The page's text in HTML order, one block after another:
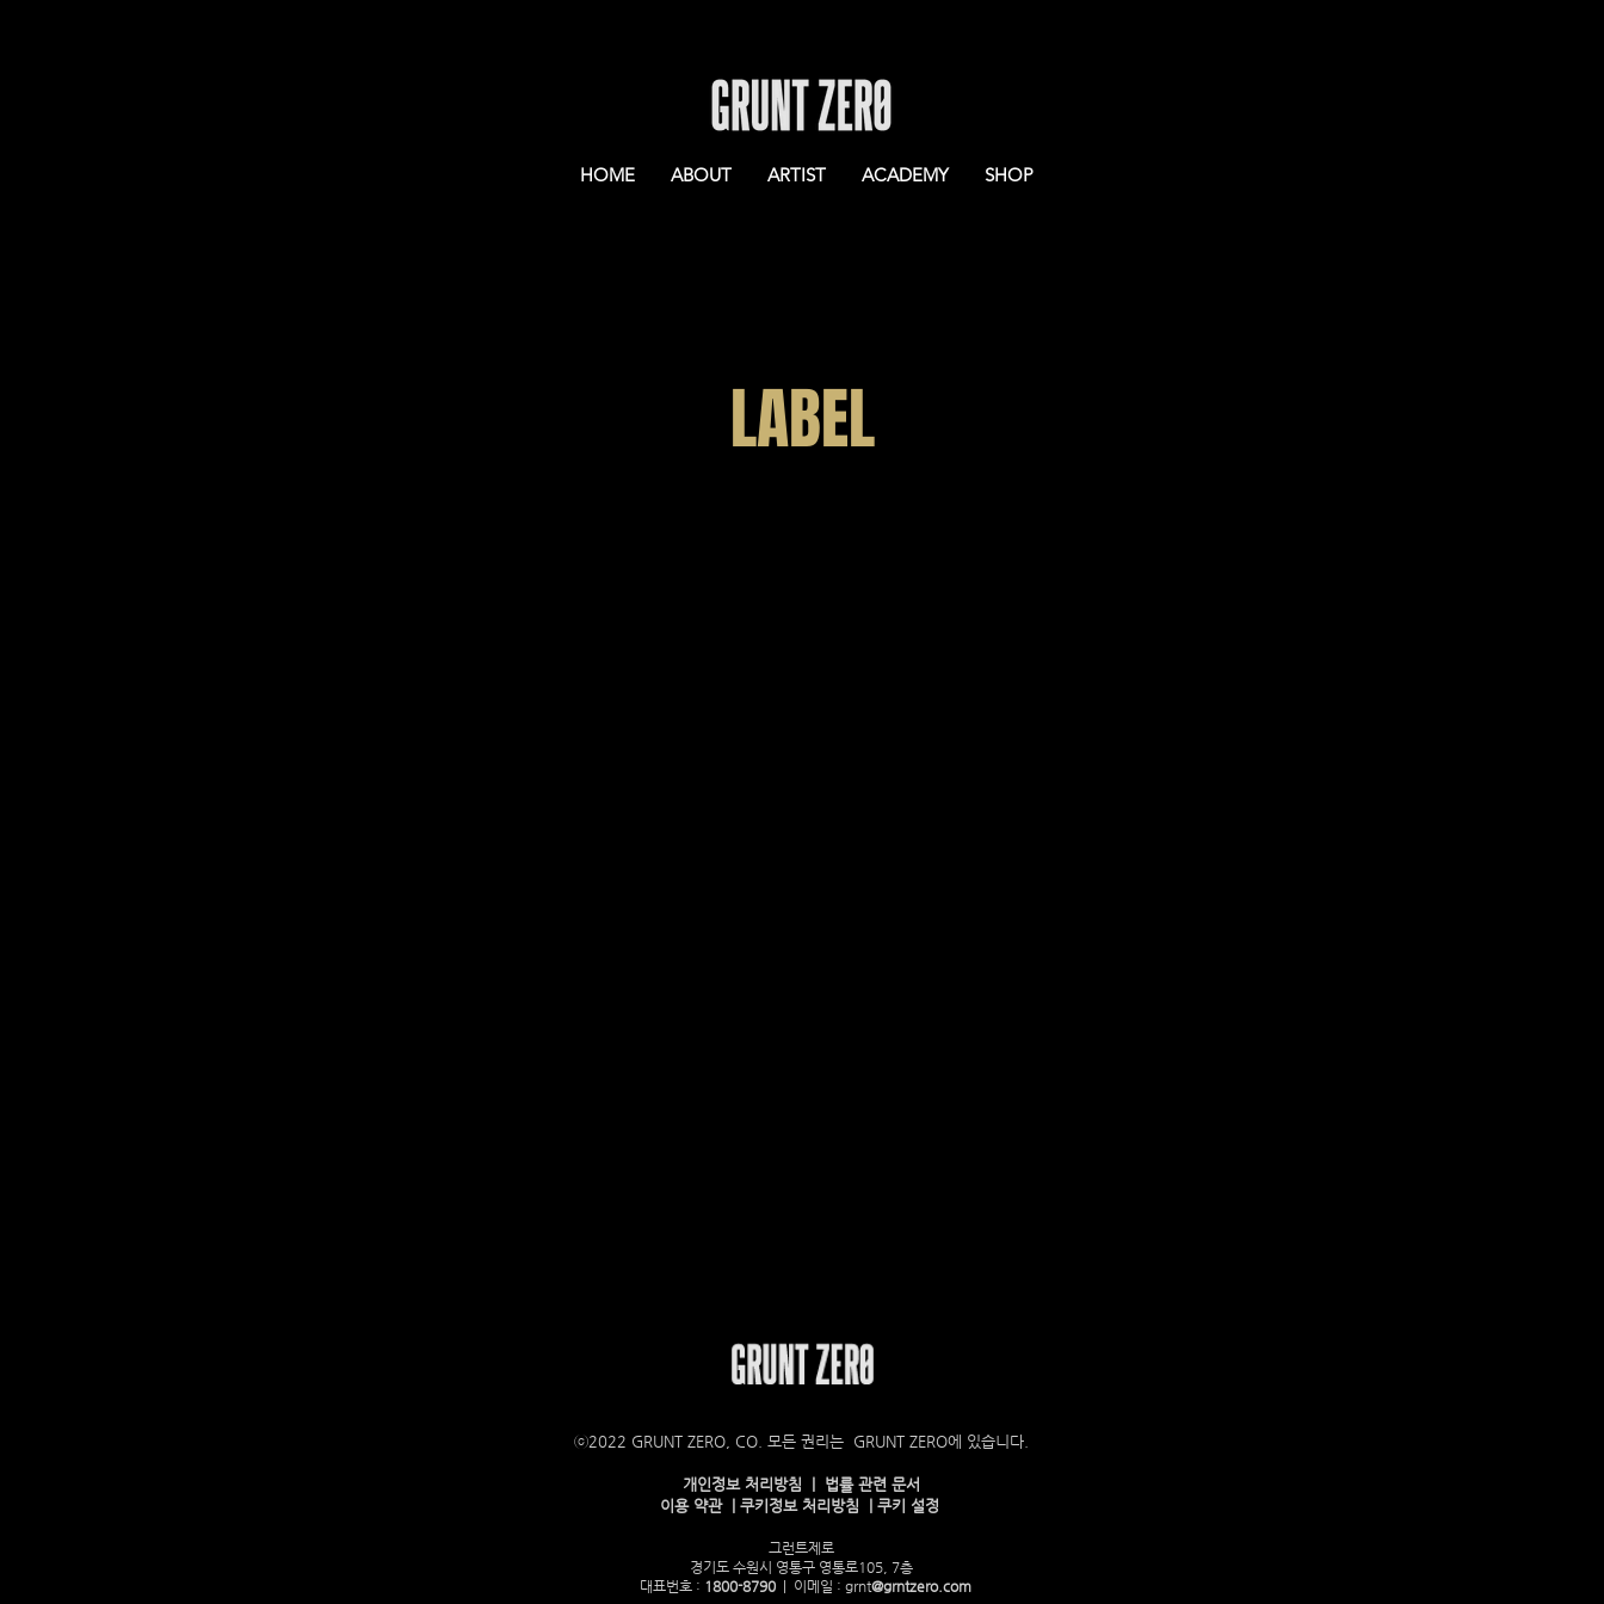
HOME ABOUT ARTIST ACADEMY SHOP
LABEL
ⓒ2022 GRUNT ZERO, CO. 모든 권리는 GRUNT ZERO에 있습니다.
개인정보 처리방침 | 법률 관련 문서
이용 약관 | 쿠키정보 처리방침 | 쿠키 설정
그런트제로
경기도 수원시 영통구 영통로105, 7층
대표번호 : 1800-8790| 이메일 : grnt@grntzero.com